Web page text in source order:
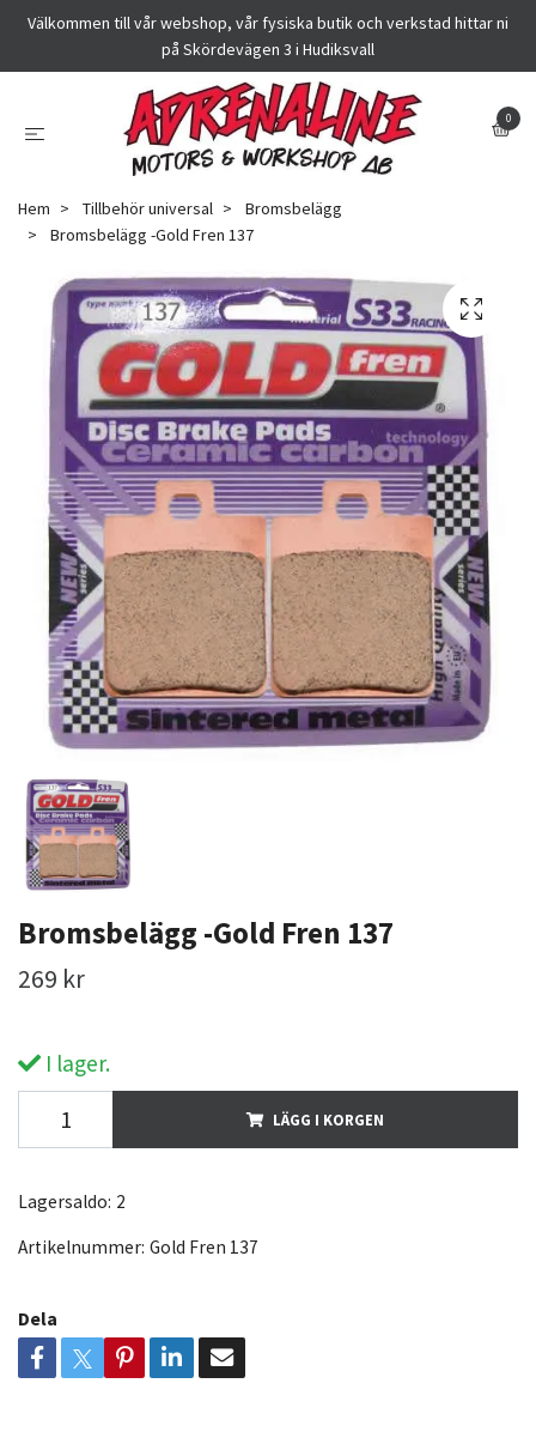
Välkommen till vår webshop, vår fysiska butik och verkstad hittar ni
på Skördevägen 3 i Hudiksvall
0
Hem Tillbehör universal
Bromsbelägg
Bromsbelägg -Gold Fren 137
Bromsbelägg -Gold Fren 137
269 kr
I lager.
LÄGG I KORGEN
Lagersaldo: 2
Artikelnummer: Gold Fren 137
Dela